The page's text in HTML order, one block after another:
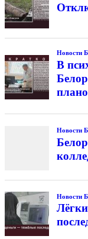
Новости
В
Новости
Новости